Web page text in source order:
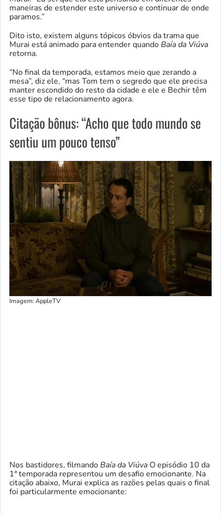
maneiras de estender este universo e continuar de onde
paramos.”
Dito isto, existem alguns tópicos óbvios da trama que
Murai está animado para entender quando Baía da Viúva
retorna.
“No final da temporada, estamos meio que zerando a
mesa”, diz ele, “mas Tom tem o segredo que ele precisa
manter escondido do resto da cidade e ele e Bechir têm
esse tipo de relacionamento agora.
Citação bônus: “Acho que todo mundo se
sentiu um pouco tenso”
Imagem: AppleTV
Nos bastidores, filmando Baía da Viúva O episódio 10 da
1ª temporada representou um desafio emocionante. Na
citação abaixo, Murai explica as razões pelas quais o final
foi particularmente emocionante: